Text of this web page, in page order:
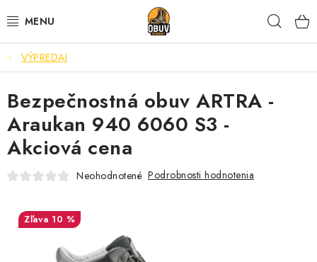
na
PRACOVNÁ A BEZPEČNOSTNÁ OBUV
VOĽNOČASOVÁ OBUV
VÝPREDAJ
VLOŽKY
IMPREGNÁCIA A OCHRANA
PRE KÁVIČKÁROV
VÝPREDAJ
Bezpečnostná obuv ARTRA -
Araukan 940 6060 S3 -
Akciová cena
Neohodnotené Podrobnosti hodnotenia
10 %